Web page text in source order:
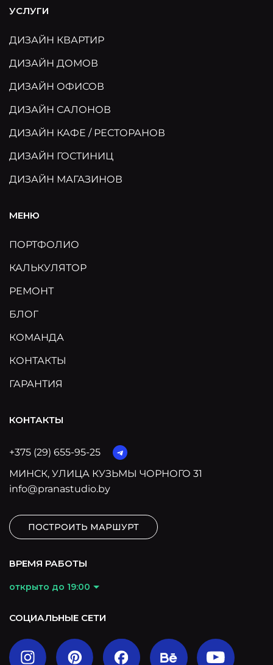
УСЛУГИ
ДИЗАЙН КВАРТИР
ДИЗАЙН ДОМОВ
ДИЗАЙН ОФИСОВ
ДИЗАЙН САЛОНОВ
ДИЗАЙН КАФЕ / РЕСТОРАНОВ
ДИЗАЙН ГОСТИНИЦ
ДИЗАЙН МАГАЗИНОВ
МЕНЮ
ПОРТФОЛИО
КАЛЬКУЛЯТОР
РЕМОНТ
БЛОГ
КОМАНДА
КОНТАКТЫ
ГАРАНТИЯ
КОНТАКТЫ
+375 (29) 655-95-25
МИНСК, УЛИЦА КУЗЬМЫ ЧОРНОГО 31
info@pranastudio.by
ПОСТРОИТЬ МАРШУРТ
ВРЕМЯ РАБОТЫ
открыто до 19:00
СОЦИАЛЬНЫЕ СЕТИ